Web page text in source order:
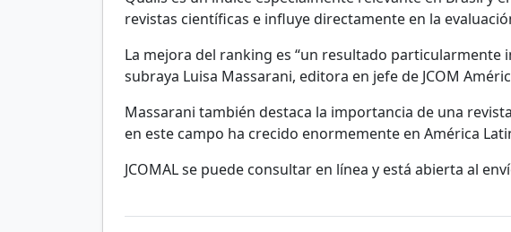
revistas científicas e influye directamente en la
La mejora del ranking es “un resultado
subraya Luisa Massarani, editora en jefe de JCOM
Massarani también destaca la importancia de una
en este campo ha crecido enormemente en América
JCOMAL se puede consultar en línea y está abierta al